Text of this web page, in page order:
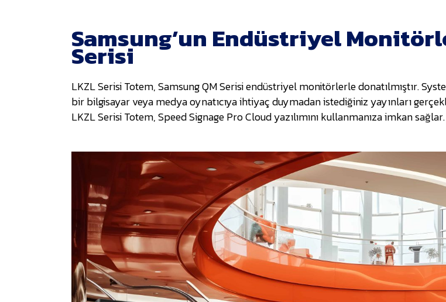
Samsung’un Endüstriyel
Serisi
LKZL Serisi Totem, Samsung QM Serisi endüstriyel monitörlerle donatılmıştır.
bir bilgisayar veya medya oynatıcıya ihtiyaç duymadan istediğiniz yayınları
LKZL Serisi Totem, Speed Signage Pro Cloud yazılımını kullanmanıza imkan sağlar.